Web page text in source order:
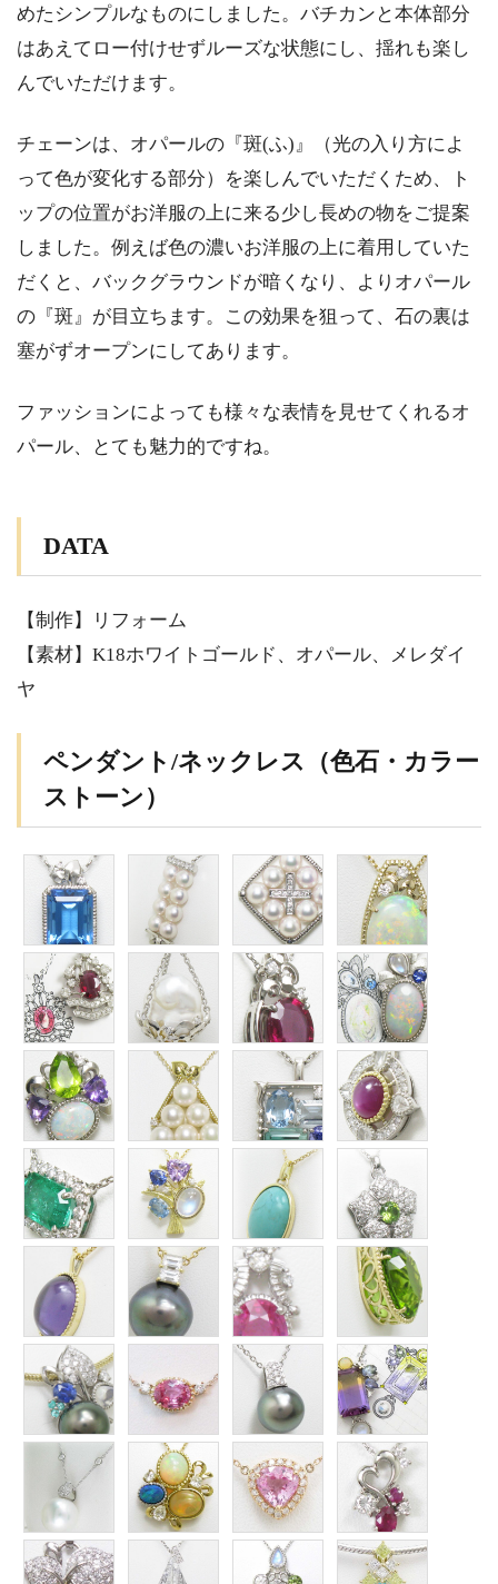
めたシンプルなものにしました。バチカンと本体部分
はあえてロー付けせずルーズな状態にし、揺れも楽し
んでいただけます。
チェーンは、オパールの『斑(ふ)』（光の入り方によ
って色が変化する部分）を楽しんでいただくため、ト
ップの位置がお洋服の上に来る少し長めの物をご提案
しました。例えば色の濃いお洋服の上に着用していた
だくと、バックグラウンドが暗くなり、よりオパール
の『斑』が目立ちます。この効果を狙って、石の裏は
塞がずオープンにしてあります。
ファッションによっても様々な表情を見せてくれるオ
パール、とても魅力的ですね。
DATA
【制作】リフォーム
【素材】K18ホワイトゴールド、オパール、メレダイ
ヤ
ペンダント/ネックレス（色石・カラー
ストーン）